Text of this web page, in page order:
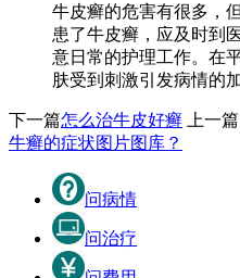
牛皮癣的危害有很多，
患了牛皮癣，应及时到
意日常的护理工作。在
肤受到刺激引发病情的加
下一篇怎么治牛皮好癣 上一篇
牛癣的症状图片图库？
问病情
问治疗